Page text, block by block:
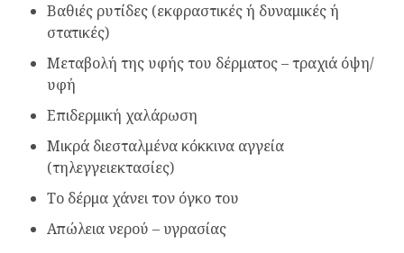
Βαθιές ρυτίδες (εκφραστικές ή δυναμικές ή
στατικές)
Μεταβολή της υφής του δέρματος – τραχιά όψη/
υφή
Επιδερμική χαλάρωση
Μικρά διεσταλμένα κόκκινα αγγεία
(τηλεγγειεκτασίες)
Το δέρμα χάνει τον όγκο του
Απώλεια νερού – υγρασίας